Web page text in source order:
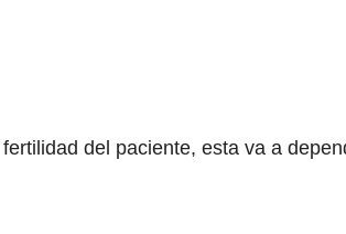
del paciente, esta va a